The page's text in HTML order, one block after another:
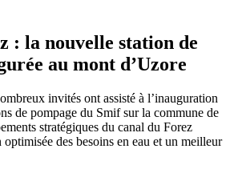
: la nouvelle station de
au mont d’Uzore
invités ont assisté à l’inauguration
de pompage du Smif sur la commune de
stratégiques du canal du Forez
optimisée des besoins en eau et un meilleur